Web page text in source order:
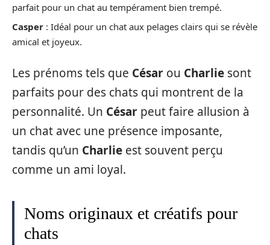
parfait pour un chat au tempérament bien trempé.
Casper : Idéal pour un chat aux pelages clairs qui se révèle
amical et joyeux.
Les prénoms tels que César ou Charlie sont
parfaits pour des chats qui montrent de la
personnalité. Un César peut faire allusion à
un chat avec une présence imposante,
tandis qu’un Charlie est souvent perçu
comme un ami loyal.
Noms originaux et créatifs pour
chats